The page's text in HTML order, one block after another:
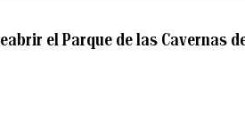
el Parque de las Cavernas